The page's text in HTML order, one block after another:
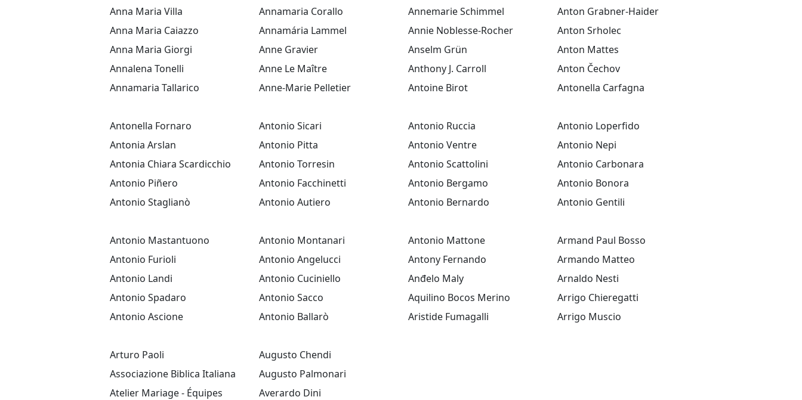
Anna Maria Villa
Anna Maria Caiazzo
Anna Maria Giorgi
Annalena Tonelli
Annamaria Tallarico
Annamaria Corallo
Annamária Lammel
Anne Gravier
Anne Le Maître
Anne-Marie Pelletier
Annemarie Schimmel
Annie Noblesse-Rocher
Anselm Grün
Anthony J. Carroll
Antoine Birot
Anton Grabner-Haider
Anton Srholec
Anton Mattes
Anton Čechov
Antonella Carfagna
Antonella Fornaro
Antonia Arslan
Antonia Chiara Scardicchio
Antonio Piñero
Antonio Staglianò
Antonio Sicari
Antonio Pitta
Antonio Torresin
Antonio Facchinetti
Antonio Autiero
Antonio Ruccia
Antonio Ventre
Antonio Scattolini
Antonio Bergamo
Antonio Bernardo
Antonio Loperfido
Antonio Nepi
Antonio Carbonara
Antonio Bonora
Antonio Gentili
Antonio Mastantuono
Antonio Furioli
Antonio Landi
Antonio Spadaro
Antonio Ascione
Antonio Montanari
Antonio Angelucci
Antonio Cuciniello
Antonio Sacco
Antonio Ballarò
Antonio Mattone
Antony Fernando
Anđelo Maly
Aquilino Bocos Merino
Aristide Fumagalli
Armand Paul Bosso
Armando Matteo
Arnaldo Nesti
Arrigo Chieregatti
Arrigo Muscio
Arturo Paoli
Associazione Biblica Italiana
Atelier Mariage - Équipes
Augusto Chendi
Augusto Palmonari
Averardo Dini